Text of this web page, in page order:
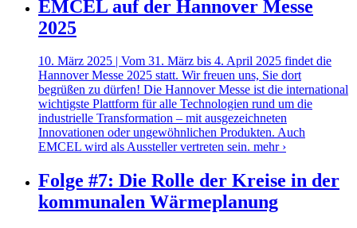
EMCEL auf der Hannover Messe
2025
10. März 2025 | Vom 31. März bis 4. April 2025 findet die
Hannover Messe 2025 statt. Wir freuen uns, Sie dort
begrüßen zu dürfen! Die Hannover Messe ist die international
wichtigste Plattform für alle Technologien rund um die
industrielle Transformation – mit ausgezeichneten
Innovationen oder ungewöhnlichen Produkten. Auch
EMCEL wird als Aussteller vertreten sein. mehr ›
Folge #7: Die Rolle der Kreise in der
kommunalen Wärmeplanung